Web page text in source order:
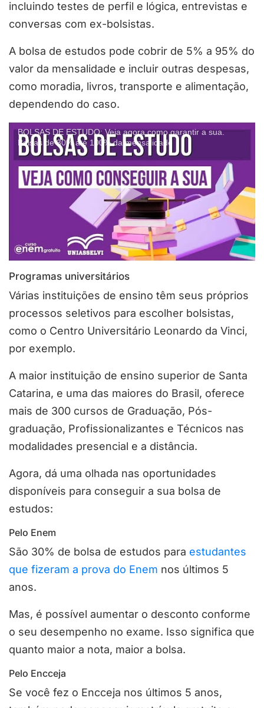
incluindo testes de perfil e lógica, entrevistas e
conversas com ex-bolsistas.
A bolsa de estudos pode cobrir de 5% a 95% do
valor da mensalidade e incluir outras despesas,
como moradia, livros, transporte e alimentação,
dependendo do caso.
BOLSAS DE ESTUDO: Veja agora como garantir a sua.
Bolsas de 30% até 100% da mensalidade
Programas universitários
Várias instituições de ensino têm seus próprios
processos seletivos para escolher bolsistas,
como o Centro Universitário Leonardo da Vinci,
por exemplo.
A maior instituição de ensino superior de Santa
Catarina, e uma das maiores do Brasil, oferece
mais de 300 cursos de Graduação, Pós-
graduação, Profissionalizantes e Técnicos nas
modalidades presencial e a distância.
Agora, dá uma olhada nas oportunidades
disponíveis para conseguir a sua bolsa de
estudos:
Pelo Enem
São 30% de bolsa de estudos para estudantes
que fizeram a prova do Enem nos últimos 5
anos.
Mas, é possível aumentar o desconto conforme
o seu desempenho no exame. Isso significa que
quanto maior a nota, maior a bolsa.
Pelo Encceja
Se você fez o Encceja nos últimos 5 anos,